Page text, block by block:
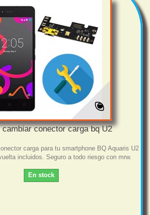
cambiar conector carga bq U2
carga para tu smartphone BQ Aquaris U2
incluidos. Seguro a todo riesgo con mrw.
En stock